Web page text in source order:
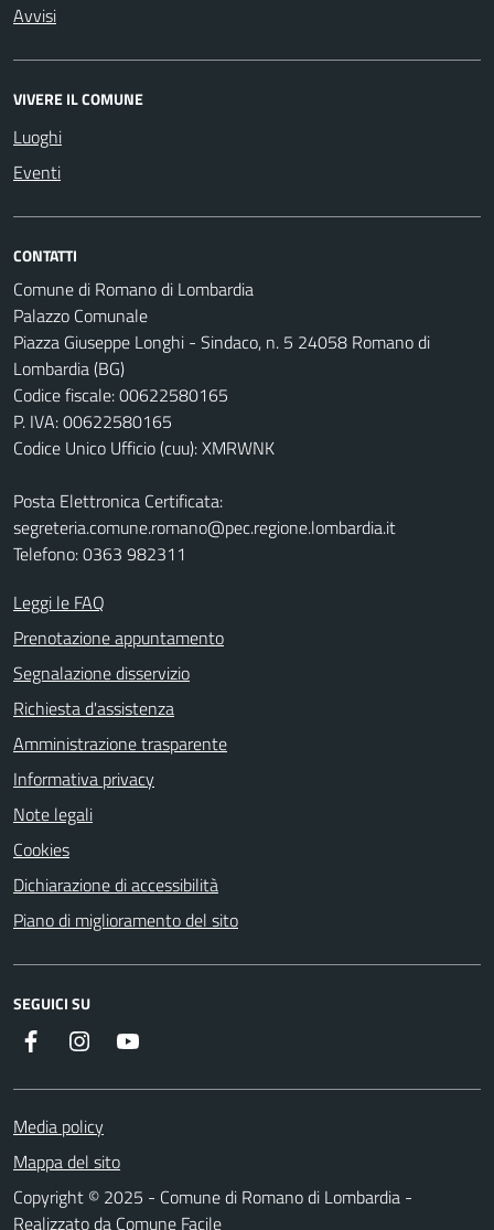
Avvisi
VIVERE IL COMUNE
Luoghi
Eventi
CONTATTI
Comune di Romano di Lombardia
Palazzo Comunale
Piazza Giuseppe Longhi - Sindaco, n. 5 24058 Romano di
Lombardia (BG)
Codice fiscale: 00622580165
P. IVA: 00622580165
Codice Unico Ufficio (cuu): XMRWNK
Posta Elettronica Certificata:
segreteria.comune.romano@pec.regione.lombardia.it
Telefono: 0363 982311
Leggi le FAQ
Prenotazione appuntamento
Segnalazione disservizio
Richiesta d'assistenza
Amministrazione trasparente
Informativa privacy
Note legali
Cookies
Dichiarazione di accessibilità
Piano di miglioramento del sito
SEGUICI SU
Facebook Instagram
Media policy
Mappa del sito
Copyright © 2025 - Comune di Romano di Lombardia -
Realizzato da Comune Facile